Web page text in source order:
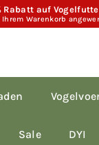
Rabatt auf
Warenkorb
Sale DYI